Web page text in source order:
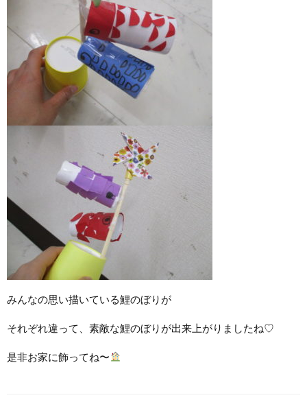
みんなの思い描いている鯉のぼりが
それぞれ違って、素敵な鯉のぼりが出来上がりましたね♡
是非お家に飾ってね〜